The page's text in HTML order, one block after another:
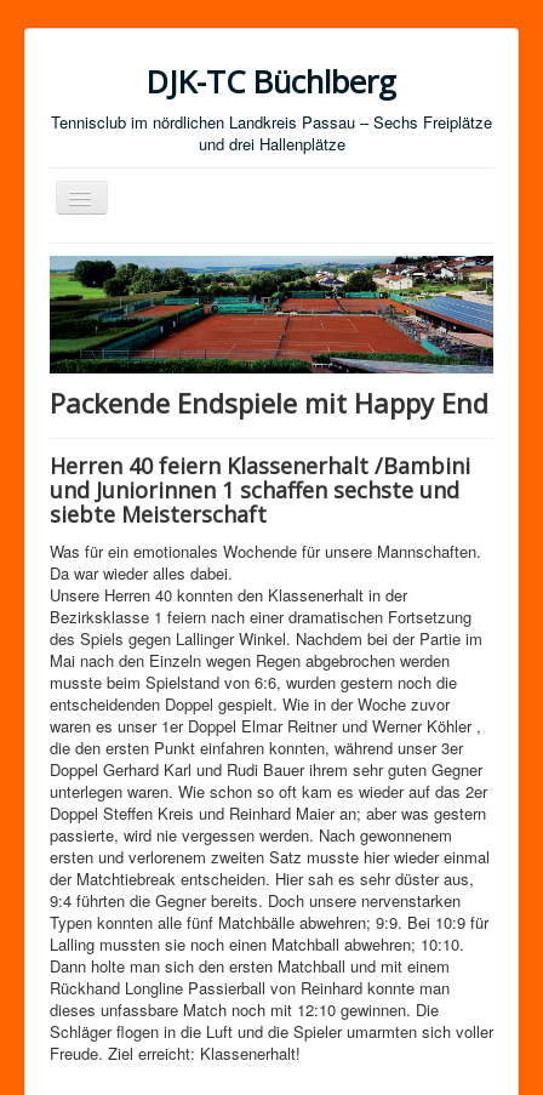
DJK-TC Büchlberg
Tennisclub im nördlichen Landkreis Passau – Sechs Freiplätze
und drei Hallenplätze
Navigation
an/aus
News
Termine
Mitgliedschaft / Kurse
Newsletter-Anmeldung
Satzung
Impressum
Zutrittskontrolle
Förderverein
Packende Endspiele mit Happy End
Herren 40 feiern Klassenerhalt /Bambini
und Juniorinnen 1 schaffen sechste und
siebte Meisterschaft
Was für ein emotionales Wochende für unsere Mannschaften.
Da war wieder alles dabei.
Unsere Herren 40 konnten den Klassenerhalt in der
Bezirksklasse 1 feiern nach einer dramatischen Fortsetzung
des Spiels gegen Lallinger Winkel. Nachdem bei der Partie im
Mai nach den Einzeln wegen Regen abgebrochen werden
musste beim Spielstand von 6:6, wurden gestern noch die
entscheidenden Doppel gespielt. Wie in der Woche zuvor
waren es unser 1er Doppel Elmar Reitner und Werner Köhler ,
die den ersten Punkt einfahren konnten, während unser 3er
Doppel Gerhard Karl und Rudi Bauer ihrem sehr guten Gegner
unterlegen waren. Wie schon so oft kam es wieder auf das 2er
Doppel Steffen Kreis und Reinhard Maier an; aber was gestern
passierte, wird nie vergessen werden. Nach gewonnenem
ersten und verlorenem zweiten Satz musste hier wieder einmal
der Matchtiebreak entscheiden. Hier sah es sehr düster aus,
9:4 führten die Gegner bereits. Doch unsere nervenstarken
Typen konnten alle fünf Matchbälle abwehren; 9:9. Bei 10:9 für
Lalling mussten sie noch einen Matchball abwehren; 10:10.
Dann holte man sich den ersten Matchball und mit einem
Rückhand Longline Passierball von Reinhard konnte man
dieses unfassbare Match noch mit 12:10 gewinnen. Die
Schläger flogen in die Luft und die Spieler umarmten sich voller
Freude. Ziel erreicht: Klassenerhalt!